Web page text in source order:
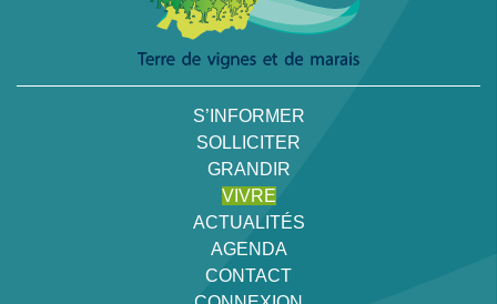
S’INFORMER
SOLLICITER
GRANDIR
VIVRE
ACTUALITÉS
AGENDA
CONTACT